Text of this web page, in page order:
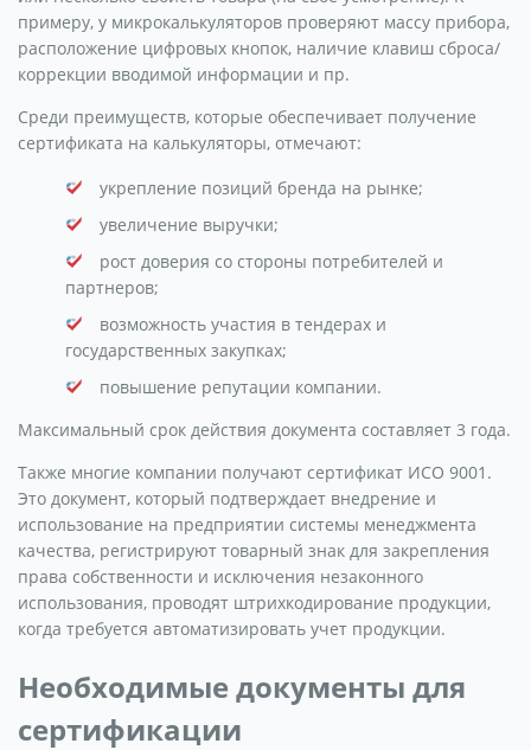
примеру, у микрокалькуляторов проверяют массу прибора,
расположение цифровых кнопок, наличие клавиш сброса/
коррекции вводимой информации и пр.
Среди преимуществ, которые обеспечивает получение
сертификата на калькуляторы, отмечают:
укрепление позиций бренда на рынке;
увеличение выручки;
рост доверия со стороны потребителей и
партнеров;
возможность участия в тендерах и
государственных закупках;
повышение репутации компании.
Максимальный срок действия документа составляет 3 года.
Также многие компании получают сертификат ИСО 9001.
Это документ, который подтверждает внедрение и
использование на предприятии системы менеджмента
качества, регистрируют товарный знак для закрепления
права собственности и исключения незаконного
использования, проводят штрихкодирование продукции,
когда требуется автоматизировать учет продукции.
Необходимые документы для
сертификации